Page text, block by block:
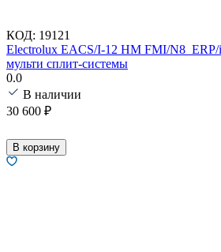
КОД: 19121
Electrolux EACS/I-12 HM FMI/
мульти сплит-системы
0.0
В наличии
30 600 ₽
В корзину